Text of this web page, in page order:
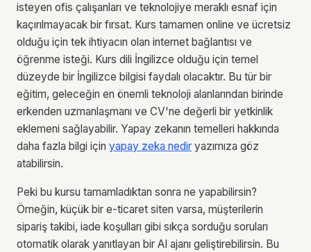
isteyen ofis çalışanları ve teknolojiye meraklı esnaf için
kaçırılmayacak bir fırsat. Kurs tamamen online ve ücretsiz
olduğu için tek ihtiyacın olan internet bağlantısı ve
öğrenme isteği. Kurs dili İngilizce olduğu için temel
düzeyde bir İngilizce bilgisi faydalı olacaktır. Bu tür bir
eğitim, geleceğin en önemli teknoloji alanlarından birinde
erkenden uzmanlaşmanı ve CV'ne değerli bir yetkinlik
eklemeni sağlayabilir. Yapay zekanın temelleri hakkında
daha fazla bilgi için yapay zeka nedir yazımıza göz
atabilirsin.
Peki bu kursu tamamladıktan sonra ne yapabilirsin?
Örneğin, küçük bir e-ticaret siten varsa, müşterilerin
sipariş takibi, iade koşulları gibi sıkça sorduğu soruları
otomatik olarak yanıtlayan bir AI ajanı geliştirebilirsin. Bu